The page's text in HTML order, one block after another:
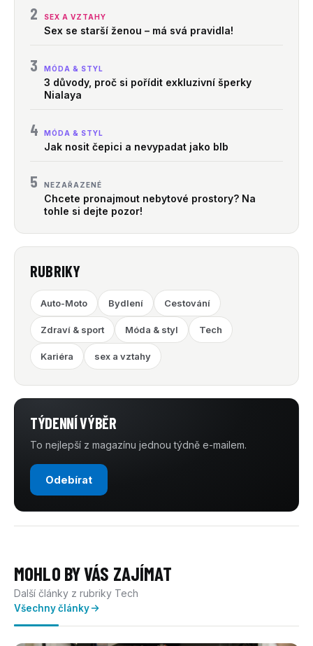
2 SEX A VZTAHY
Sex se starší ženou – má svá pravidla!
3 MÓDA & STYL
3 důvody, proč si pořídit exkluzivní šperky
Nialaya
4 MÓDA & STYL
Jak nosit čepici a nevypadat jako blb
5 NEZAŘAZENÉ
Chcete pronajmout nebytové prostory? Na
tohle si dejte pozor!
RUBRIKY
Auto-Moto Bydlení Cestování
Zdraví & sport Móda & styl Tech
Kariéra sex a vztahy
TÝDENNÍ VÝBĚR
To nejlepší z magazínu jednou týdně e-mailem.
Odebírat
MOHLO BY VÁS ZAJÍMAT
Další články z rubriky Tech
Všechny články